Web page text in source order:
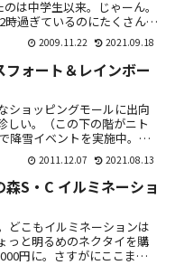
は中学生以来。じゃーん。
時過ぎているのにたくさんの
ミネーションは24時まで。）
ドに。やっぱり東京のシンボ
2009.11.22 2021.09.18
フォート＆レインボー
ショッピングモールに出向
しい。（この下の階がニト
降雪イベントを実施中。
2011.12.07 2021.08.13
森S・C イルミネーショ
どこもイルミネーションは
っと明るめのネクタイを購
円に。さすがにここまで